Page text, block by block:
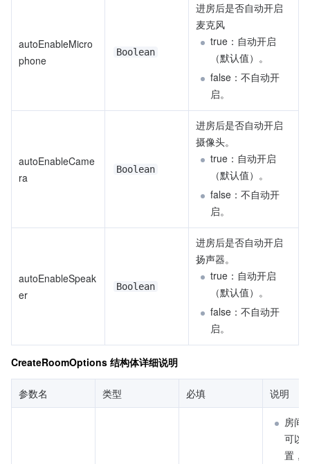
autoEnableMicro
phone
Boolean
进房后是否自动开启
麦克风
true：自动开启
（默认值）。
false：不自动开
启。
autoEnableCame
ra
Boolean
进房后是否自动开启
摄像头。
true：自动开启
（默认值）。
false：不自动开
启。
autoEnableSpeak
er
Boolean
进房后是否自动开启
扬声器。
true：自动开启
（默认值）。
false：不自动开
启。
CreateRoomOptions 结构体详细说明
参数名 类型 必填 说明
房间
可以
置，